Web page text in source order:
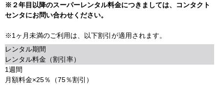
※２年目以降のスーパーレンタル料金につきましては、コンタクト
センタにお問い合わせください。
※1ヶ月未満のご利用は、以下割引が適用されます。
レンタル期間
レンタル料金（割引率）
1週間
月額料金×25％（75％割引）